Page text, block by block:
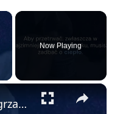
×
Now Playing
×
Sztuczka na ogrzanie domu za 10 centów dziennie i zrobienie wielkich oszczędności tej zimy